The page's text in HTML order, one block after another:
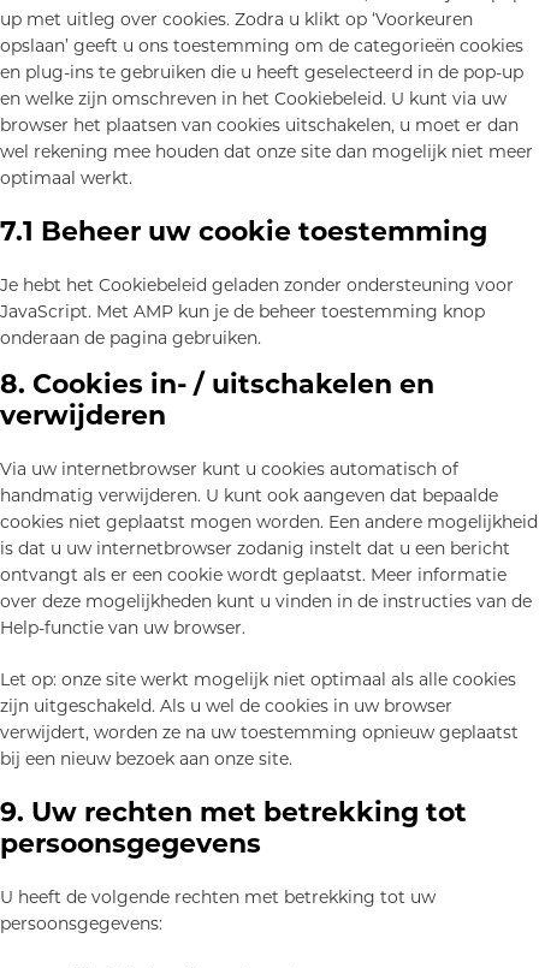
up met uitleg over cookies. Zodra u klikt op ‘Voorkeuren
opslaan’ geeft u ons toestemming om de categorieën cookies
en plug-ins te gebruiken die u heeft geselecteerd in de pop-up
en welke zijn omschreven in het Cookiebeleid. U kunt via uw
browser het plaatsen van cookies uitschakelen, u moet er dan
wel rekening mee houden dat onze site dan mogelijk niet meer
optimaal werkt.
7.1 Beheer uw cookie toestemming
Je hebt het Cookiebeleid geladen zonder ondersteuning voor
JavaScript. Met AMP kun je de beheer toestemming knop
onderaan de pagina gebruiken.
8. Cookies in- / uitschakelen en
verwijderen
Via uw internetbrowser kunt u cookies automatisch of
handmatig verwijderen. U kunt ook aangeven dat bepaalde
cookies niet geplaatst mogen worden. Een andere mogelijkheid
is dat u uw internetbrowser zodanig instelt dat u een bericht
ontvangt als er een cookie wordt geplaatst. Meer informatie
over deze mogelijkheden kunt u vinden in de instructies van de
Help-functie van uw browser.
Let op: onze site werkt mogelijk niet optimaal als alle cookies
zijn uitgeschakeld. Als u wel de cookies in uw browser
verwijdert, worden ze na uw toestemming opnieuw geplaatst
bij een nieuw bezoek aan onze site.
9. Uw rechten met betrekking tot
persoonsgegevens
U heeft de volgende rechten met betrekking tot uw
persoonsgegevens: